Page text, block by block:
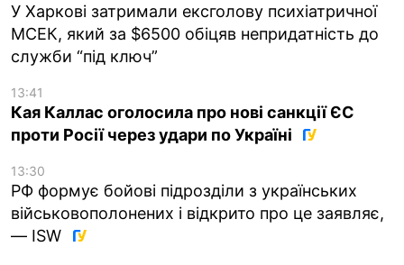
У Харкові затримали ексголову психіатричної
МСЕК, який за $6500 обіцяв непридатність до
служби “під ключ”
13:41
Кая Каллас оголосила про нові санкції ЄС
проти Росії через удари по Україні
13:30
РФ формує бойові підрозділи з українських
військовополонених і відкрито про це заявляє,
— ISW